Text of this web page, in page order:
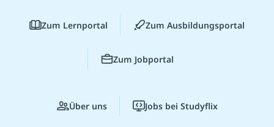
Zum Lernportal Zum Ausbildungsportal
Zum Jobportal
Über uns Jobs bei Studyflix